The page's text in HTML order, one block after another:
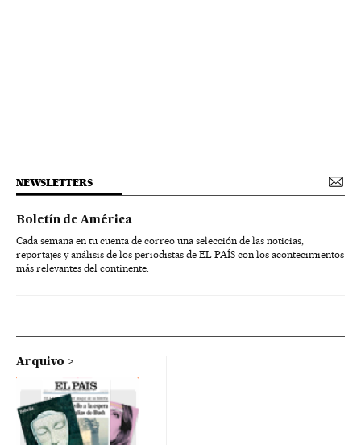
NEWSLETTERS
Boletín de América
Cada semana en tu cuenta de correo una selección de las noticias,
reportajes y análisis de los periodistas de EL PAÍS con los acontecimientos
más relevantes del continente.
Arquivo